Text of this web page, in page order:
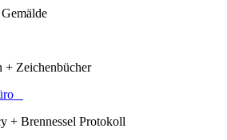
+ Zeichenbücher
+ Brennessel Protokoll